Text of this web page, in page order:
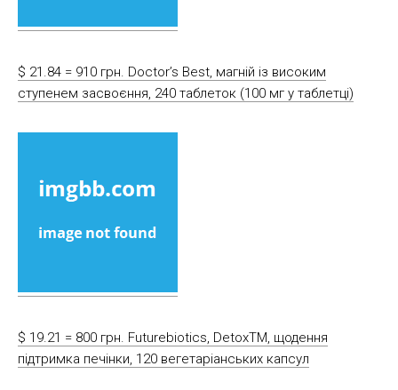
$ 21.84 = 910 грн. Doctor’s Best, магній із високим
ступенем засвоєння, 240 таблеток (100 мг у таблетці)
$ 19.21 = 800 грн. Futurebiotics, DetoxTM, щодення
підтримка печінки, 120 вегетаріанських капсул